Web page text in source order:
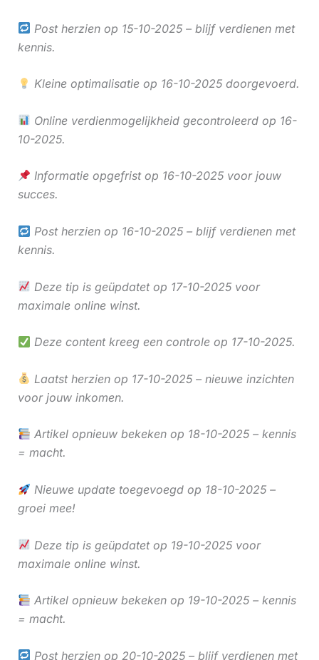
Post herzien op 15-10-2025 – blijf verdienen met
kennis.
Kleine optimalisatie op 16-10-2025 doorgevoerd.
Online verdienmogelijkheid gecontroleerd op 16-
10-2025.
Informatie opgefrist op 16-10-2025 voor jouw
succes.
Post herzien op 16-10-2025 – blijf verdienen met
kennis.
Deze tip is geüpdatet op 17-10-2025 voor
maximale online winst.
Deze content kreeg een controle op 17-10-2025.
Laatst herzien op 17-10-2025 – nieuwe inzichten
voor jouw inkomen.
Artikel opnieuw bekeken op 18-10-2025 – kennis
= macht.
Nieuwe update toegevoegd op 18-10-2025 –
groei mee!
Deze tip is geüpdatet op 19-10-2025 voor
maximale online winst.
Artikel opnieuw bekeken op 19-10-2025 – kennis
= macht.
Post herzien op 20-10-2025 – blijf verdienen met